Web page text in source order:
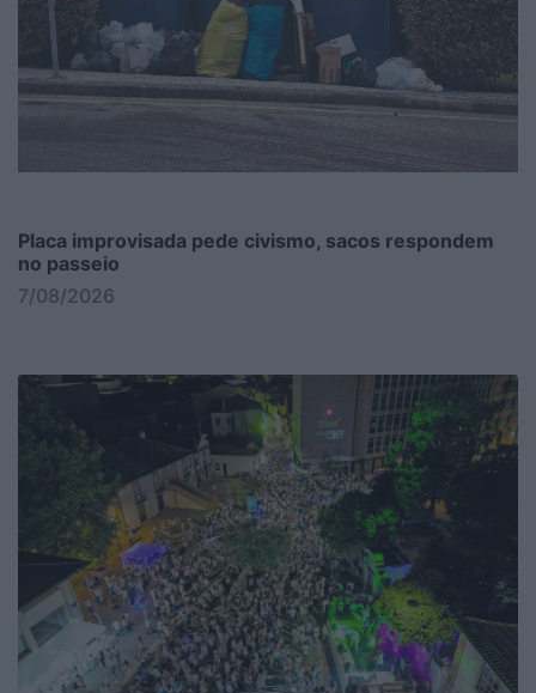
Placa improvisada pede civismo, sacos respondem
no passeio
7/08/2026